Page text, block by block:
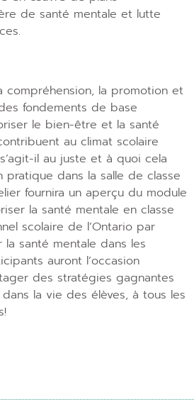
de santé mentale et lutte
compréhension, la promotion et
fondements de base
le bien-être et la santé
au climat scolaire
il au juste et à quoi cela
pratique dans la salle de classe
fournira un aperçu du module
la santé mentale en classe
scolaire de l’Ontario par
la santé mentale dans les
auront l’occasion
des stratégies gagnantes
la vie des élèves, à tous les